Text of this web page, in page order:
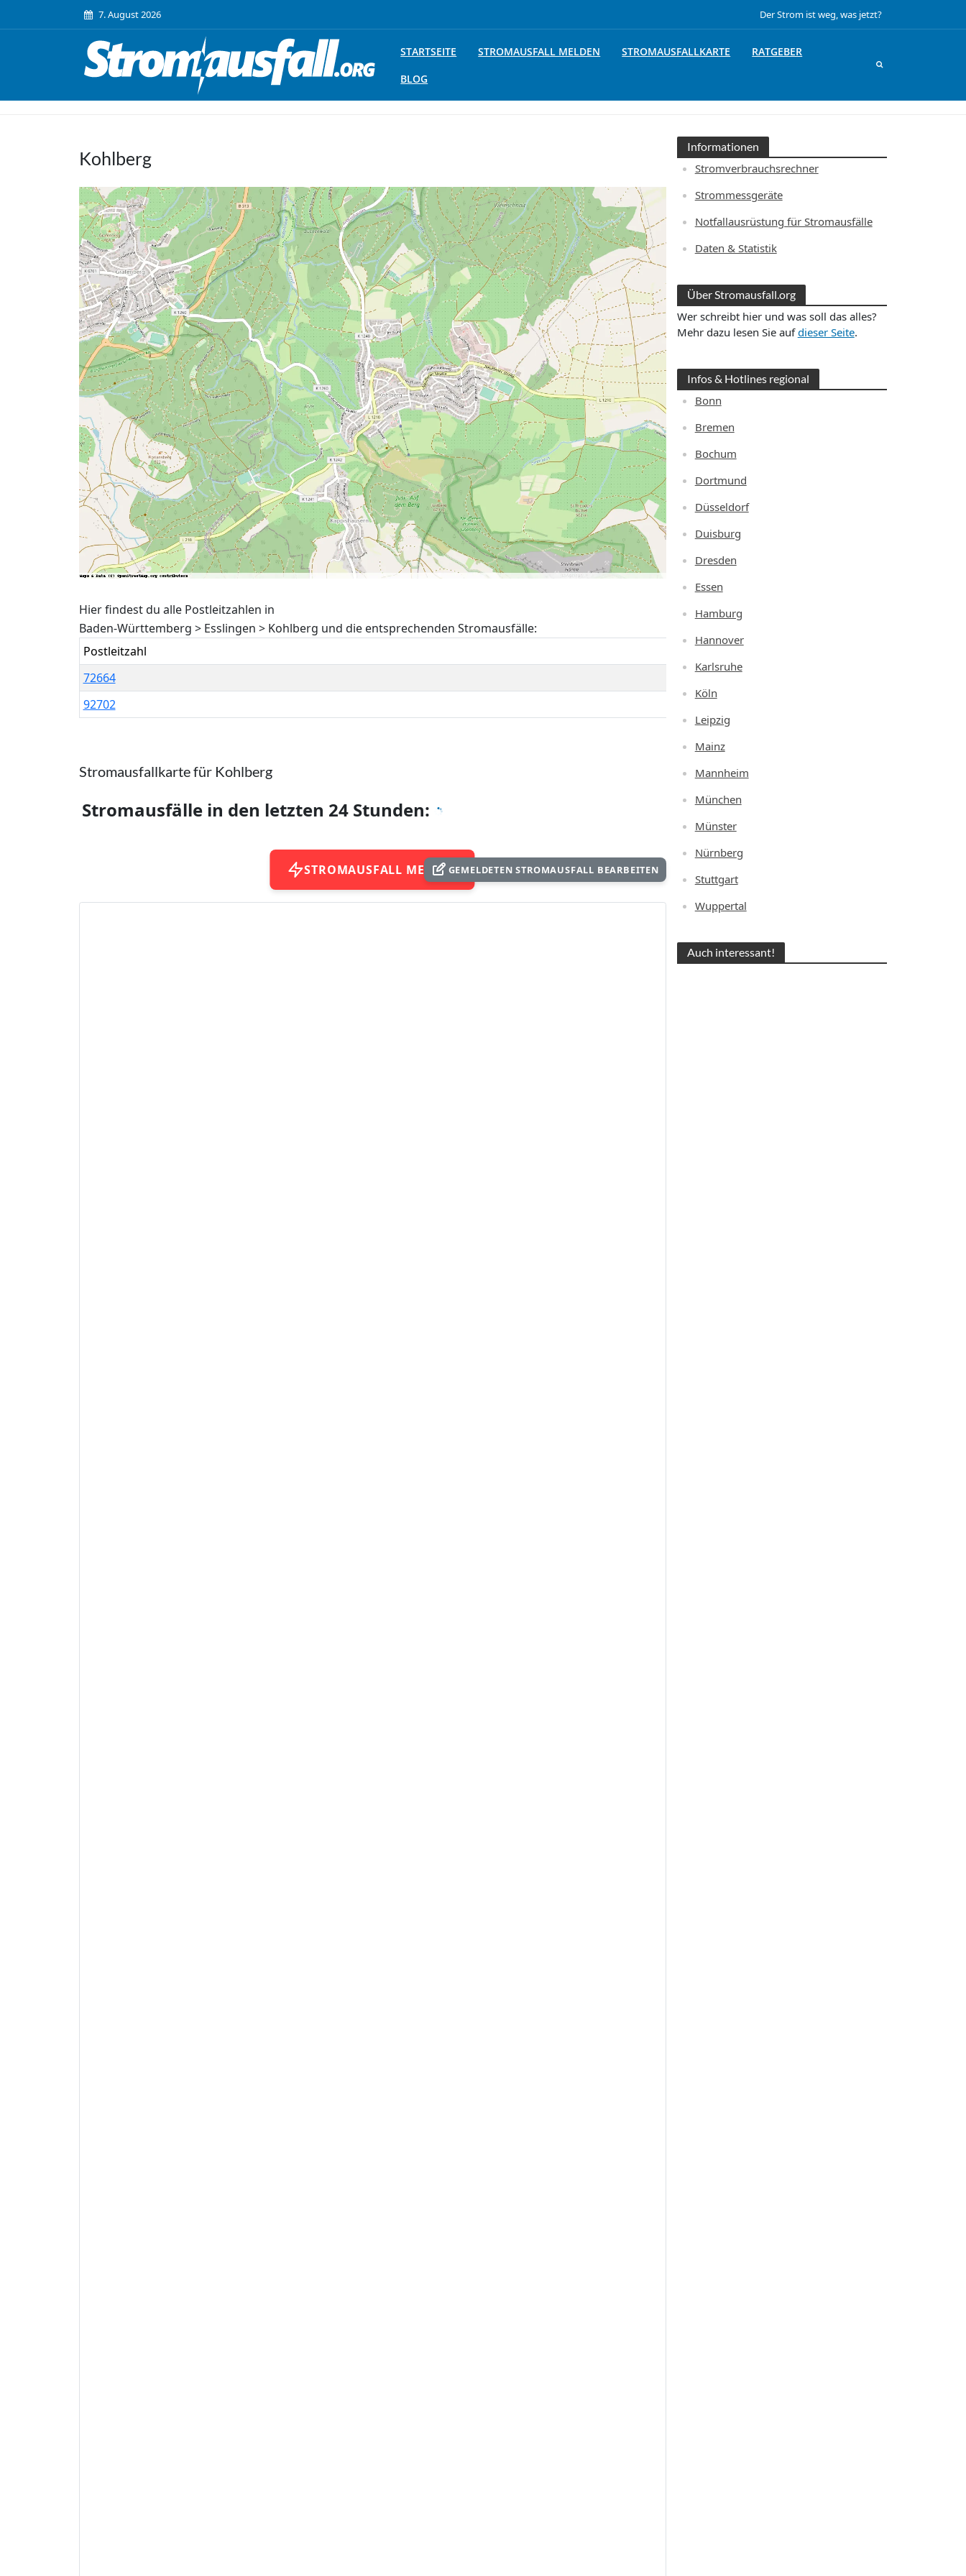
7. August 2026 Der Strom ist weg, was jetzt?
STARTSEITE STROMAUSFALL MELDEN STROMAUSFALLKARTE
RATGEBER
BLOG
Kohlberg
Hier findest du alle Postleitzahlen in
Baden-Württemberg > Esslingen > Kohlberg und die entsprechenden Stromausfälle:
Postleitzahl
72664
92702
Stromausfallkarte für Kohlberg
Stromausfälle in den letzten 24 Stunden:
STROMAUSFALL MELDENGEMELDETEN STROMAUSFALL BEARBEITEN
Informationen
Stromverbrauchsrechner
Strommessgeräte
Notfallausrüstung für Stromausfälle
Daten & Statistik
Über Stromausfall.org
Wer schreibt hier und was soll das alles?
Mehr dazu lesen Sie aufdieser Seite.
Infos & Hotlines regional
Bonn
Bremen
Bochum
Dortmund
Düsseldorf
Duisburg
Dresden
Essen
Hamburg
Hannover
Karlsruhe
Köln
Leipzig
Mainz
Mannheim
München
Münster
Nürnberg
Stuttgart
Wuppertal
Auch interessant!